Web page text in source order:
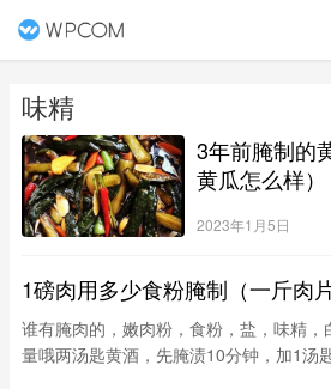
味精
3年前腌制的
黄瓜怎么样）
2023年1月5日
1磅肉用多少食粉腌制（一斤肉
谁有腌肉的，嫩肉粉，食粉，盐，味精
量哦两汤匙黄酒，先腌渍10分钟，加1汤